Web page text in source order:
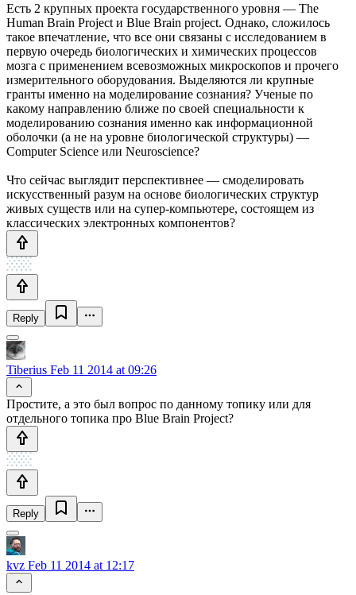
Есть 2 крупных проекта государственного уровня — The
Human Brain Project и Blue Brain project. Однако, сложилось
такое впечатление, что все они связаны с исследованием в
первую очередь биологических и химических процессов
мозга с применением всевозможных микроскопов и прочего
измерительного оборудования. Выделяются ли крупные
гранты именно на моделирование сознания? Ученые по
какому направлению ближе по своей специальности к
моделированию сознания именно как информационной
оболочки (а не на уровне биологической структуры) —
Computer Science или Neuroscience?
Что сейчас выглядит перспективнее — смоделировать
искусственный разум на основе биологических структур
живых существ или на супер-компьютере, состоящем из
классических электронных компонентов?
Reply
Tiberius Feb 11 2014 at 09:26
Простите, а это был вопрос по данному топику или для
отдельного топика про Blue Brain Project?
Reply
kvz Feb 11 2014 at 12:17